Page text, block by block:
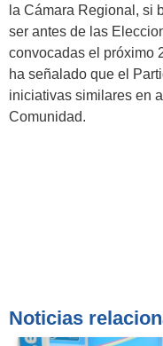
la Cámara Regional, si
ser antes de las
convocadas el próximo
ha señalado que el
iniciativas similares en
Comunidad.
Noticias